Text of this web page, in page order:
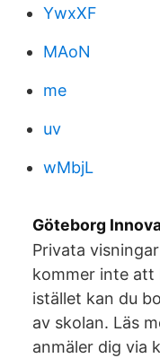
YwxXF
MAoN
me
uv
wMbjL
Göteborg
Privata
kommer inte att
istället kan du
av skolan. Läs
anmäler dig via